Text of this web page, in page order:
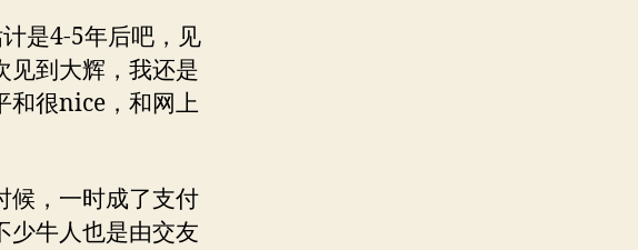
是4-5年后吧，见
见到大辉，我还是
和很nice，和网上
候，一时成了支付
少牛人也是由交友